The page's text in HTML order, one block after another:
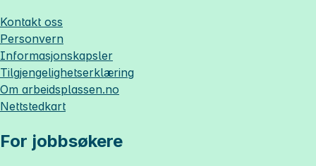
Kontakt oss
Personvern
Informasjonskapsler
Tilgjengelighetserklæring
Om arbeidsplassen.no
Nettstedkart
For jobbsøkere